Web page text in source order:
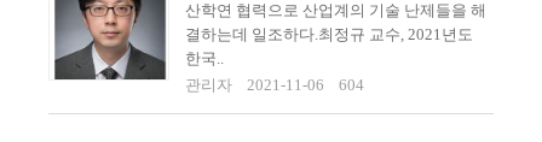
산학연 협력으로 산업계의 기술 난제들을 해
결하는데 일조하다.최정규 교수, 2021년도
한국..
관리자
2021-11-06 604